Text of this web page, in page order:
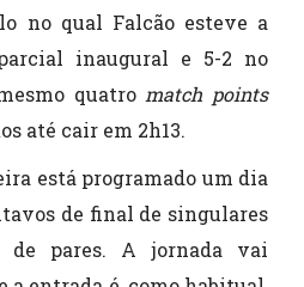
no qual Falcão esteve a
inaugural e 5-2 no
quatro match points
até cair em 2h13.
está programado um dia
de final de singulares
pares. A jornada vai